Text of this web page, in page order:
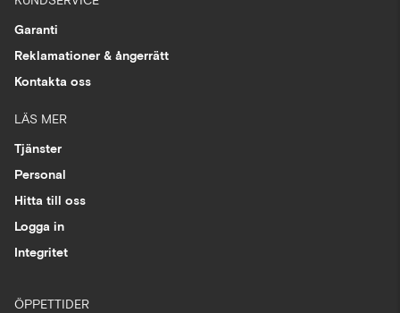
Garanti
Reklamationer & ångerrätt
Kontakta oss
LÄS MER
Tjänster
Personal
Hitta till oss
Logga in
Integritet
ÖPPETTIDER